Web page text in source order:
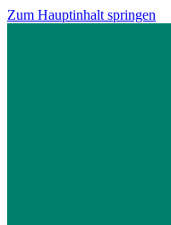
Zum Hauptinhalt springen